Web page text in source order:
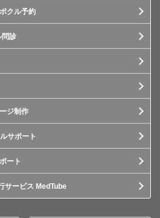
クル予約
問診
ジ制作
サポート
ート
サービス MedTube